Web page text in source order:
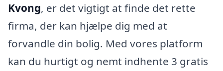
Kvong, er det vigtigt at finde det rette
firma, der kan hjælpe dig med at
forvandle din bolig. Med vores platform
kan du hurtigt og nemt indhente 3 gratis